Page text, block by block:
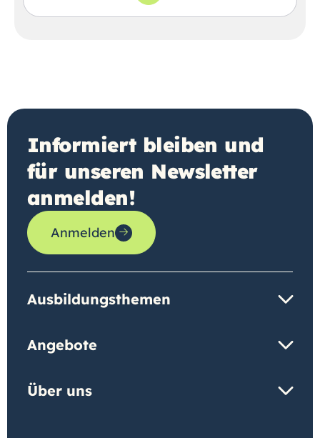
Informiert bleiben und
für unseren Newsletter
anmelden!
Anmelden
Ausbildungsthemen
Angebote
Über uns